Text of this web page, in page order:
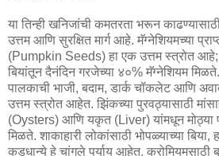
या तिन्ही खनिजांची कमतरता भरून
उत्तम आणि सुरक्षित मार्ग आहे. मॅग्नेशियमच्या
(Pumpkin Seeds) हा एक उत्तम स्त्रोत आहे;
बियांतून दैनंदिन गरजेच्या ४०% मॅग्नेशियम
पालकाची भाजी, बदाम, डार्क चॉकलेट आणि
उत्तम स्त्रोत आहेत. झिंकच्या पुरवठ्यासाठी
(Oysters) आणि यकृत (Liver) यांमधून मोठ्या
मिळते. शाकाहारी लोकांसाठी भोपळ्याच्या
कडधान्ये हे चांगले पर्याय आहेत. क्रोमियमसाठी